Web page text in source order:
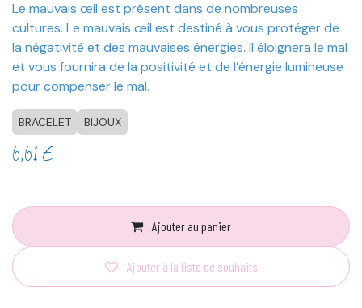
Le mauvais œil est présent dans de nombreuses
cultures. Le mauvais œil est destiné à vous protéger de
la négativité et des mauvaises énergies. Il éloignera le mal
et vous fournira de la positivité et de l’énergie lumineuse
pour compenser le mal.
BRACELET BIJOUX
6,61€
Ajouter au panier
Ajouter à la liste de souhaits